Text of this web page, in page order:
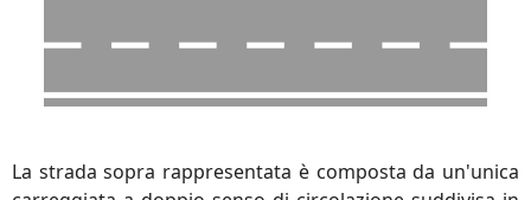
La strada sopra rappresentata è composta da un'unica